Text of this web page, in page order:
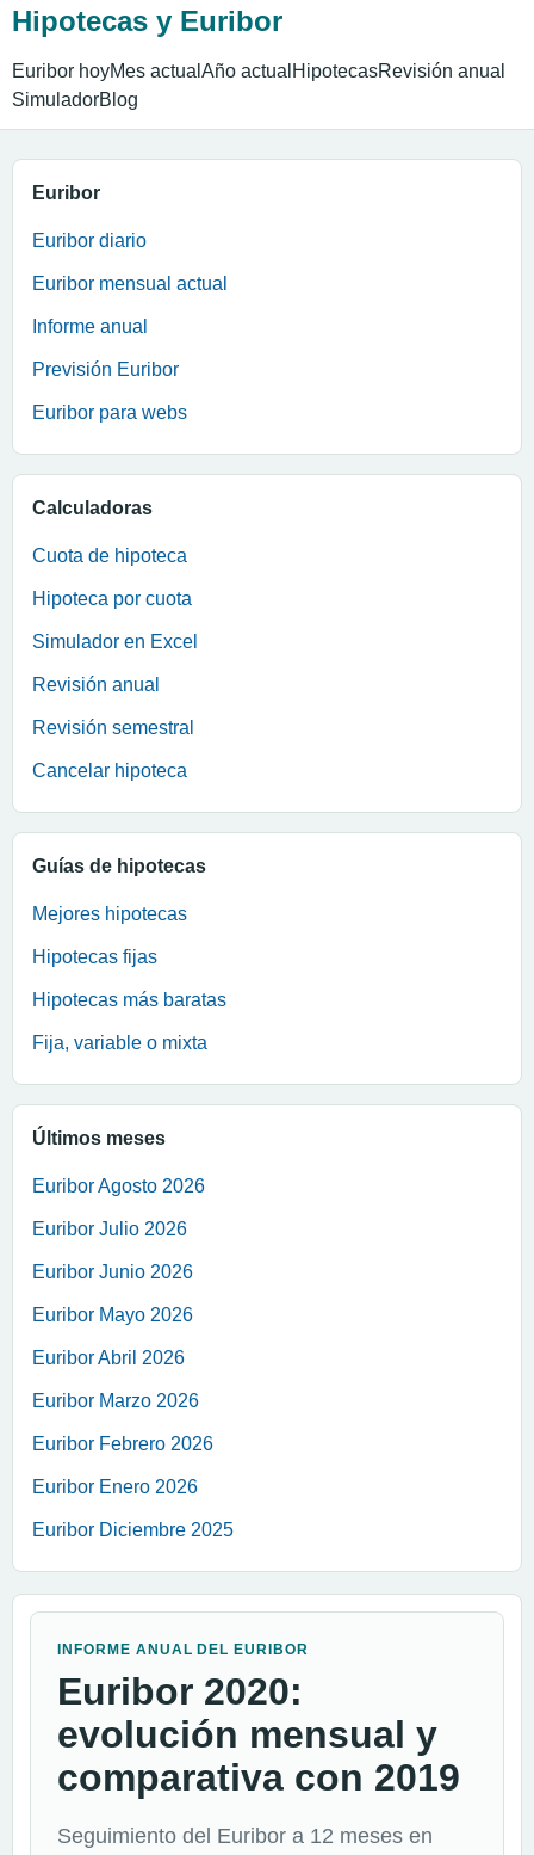
Hipotecas y Euribor
Euribor hoyMes actual Año actual HipotecasRevisión anual
SimuladorBlog
Euribor
Euribor diario
Euribor mensual actual
Informe anual
Previsión Euribor
Euribor para webs
Calculadoras
Cuota de hipoteca
Hipoteca por cuota
Simulador en Excel
Revisión anual
Revisión semestral
Cancelar hipoteca
Guías de hipotecas
Mejores hipotecas
Hipotecas fijas
Hipotecas más baratas
Fija, variable o mixta
Últimos meses
Euribor Agosto 2026
Euribor Julio 2026
Euribor Junio 2026
Euribor Mayo 2026
Euribor Abril 2026
Euribor Marzo 2026
Euribor Febrero 2026
Euribor Enero 2026
Euribor Diciembre 2025
INFORME ANUAL DEL EURIBOR
Euribor 2020:
evolución mensual y
comparativa con 2019
Seguimiento del Euribor a 12 meses en